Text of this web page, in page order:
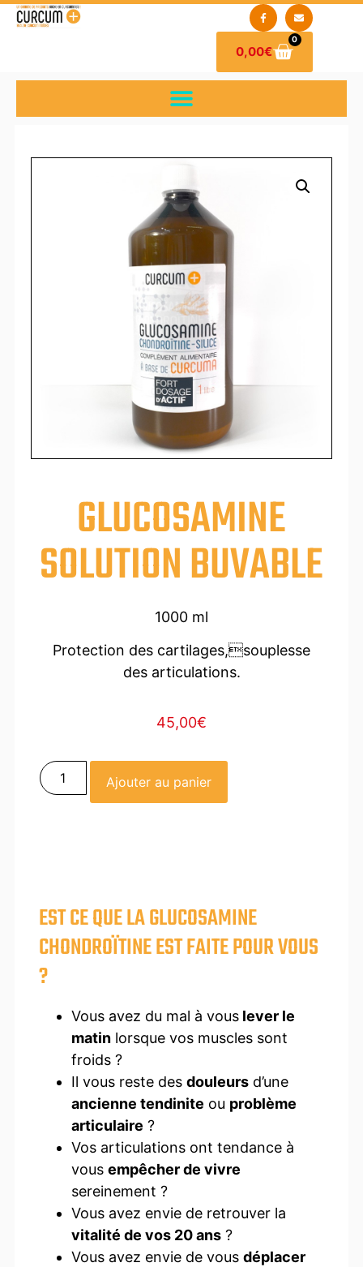
0,00€
0
GLUCOSAMINE
SOLUTION BUVABLE
1000 ml
Protection des cartilages,souplesse
des articulations.
45,00€
Ajouter au panier
EST CE QUE LA GLUCOSAMINE
CHONDROÏTINE EST FAITE POUR VOUS
?
Vous avez du mal à vouslever le
matinlorsque vos muscles sont
froids ?
Il vous reste des douleursd’une
ancienne tendinite ou problème
articulaire ?
Vos articulations ont tendance à
vous empêcher de vivre
sereinement ?
Vous avez envie de retrouver la
vitalité de vos 20 ans?
Vous avez envie de vous déplacer